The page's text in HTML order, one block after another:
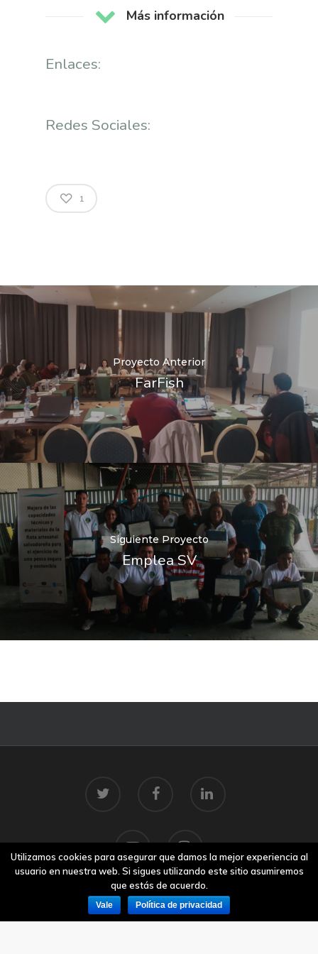
Más información
Enlaces:
Redes Sociales:
1
Proyecto Anterior
FarFish
Siguiente Proyecto
Emplea SV
© 2026 Centro Tecnolóxico do Mar.
Aviso legal
Utilizamos cookies para asegurar que damos la mejor experiencia al
usuario en nuestra web. Si sigues utilizando este sitio asumiremos
que estás de acuerdo.
Vale Política de privacidad